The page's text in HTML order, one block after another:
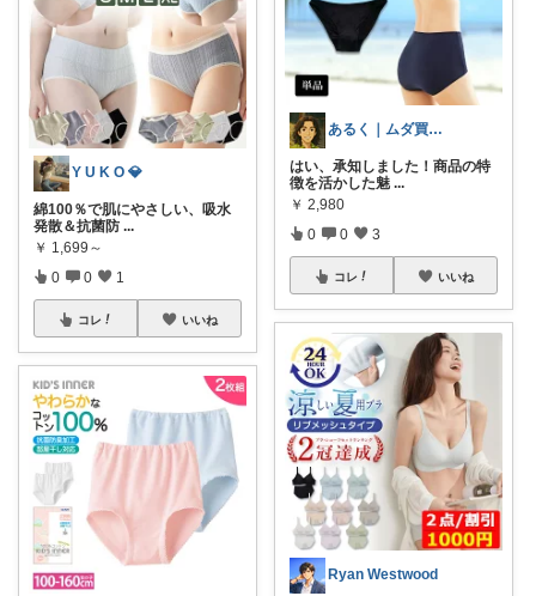
Y U K O 💎
綿100％で肌にやさしい、吸水
発散＆抗菌防 ...
￥ 1,699～
0 0 1
コレ いいね
あるく｜ムダ買い減らす人
はい、承知しました！商品の特
徴を活かした魅 ...
￥ 2,980
0 0 3
コレ いいね
Ryan Westwood